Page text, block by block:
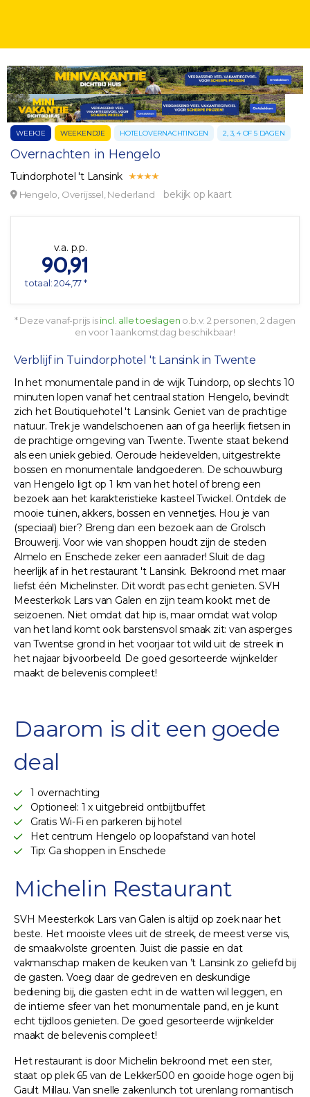
WEEKJE WEEKENDJE HOTELOVERNACHTINGEN 2, 3, 4 OF 5 DAGEN
Overnachten in Hengelo
Tuindorphotel 't Lansink
Hengelo, Overijssel, Nederland bekijk op kaart
v.a. p.p.
90,91
totaal: 204,77 *
* Deze vanaf-prijs isincl. alle toeslagen o.b.v. 2 personen, 2 dagen
en voor 1 aankomstdag beschikbaar!
Verblijf in Tuindorphotel 't Lansink in Twente
In het monumentale pand in de wijk Tuindorp, op slechts 10
minuten lopen vanaf het centraal station Hengelo, bevindt
zich het Boutiquehotel 't Lansink. Geniet van de prachtige
natuur. Trek je wandelschoenen aan of ga heerlijk fietsen in
de prachtige omgeving van Twente. Twente staat bekend
als een uniek gebied. Oeroude heidevelden, uitgestrekte
bossen en monumentale landgoederen. De schouwburg
van Hengelo ligt op 1 km van het hotel of breng een
bezoek aan het karakteristieke kasteel Twickel. Ontdek de
mooie tuinen, akkers, bossen en vennetjes. Hou je van
(speciaal) bier? Breng dan een bezoek aan de Grolsch
Brouwerij. Voor wie van shoppen houdt zijn de steden
Almelo en Enschede zeker een aanrader! Sluit de dag
heerlijk af in het restaurant 't Lansink. Bekroond met maar
liefst één Michelinster. Dit wordt pas echt genieten. SVH
Meesterkok Lars van Galen en zijn team kookt met de
seizoenen. Niet omdat dat hip is, maar omdat wat volop
van het land komt ook barstensvol smaak zit: van asperges
van Twentse grond in het voorjaar tot wild uit de streek in
het najaar bijvoorbeeld. De goed gesorteerde wijnkelder
maakt de belevenis compleet!
Daarom is dit een goede
deal
1 overnachting
Optioneel: 1 x uitgebreid ontbijtbuffet
Gratis Wi-Fi en parkeren bij hotel
Het centrum Hengelo op loopafstand van hotel
Tip: Ga shoppen in Enschede
Michelin Restaurant
SVH Meesterkok Lars van Galen is altijd op zoek naar het
beste. Het mooiste vlees uit de streek, de meest verse vis,
de smaakvolste groenten. Juist die passie en dat
vakmanschap maken de keuken van ’t Lansink zo geliefd bij
de gasten. Voeg daar de gedreven en deskundige
bediening bij, die gasten echt in de watten wil leggen, en
de intieme sfeer van het monumentale pand, en je kunt
echt tijdloos genieten. De goed gesorteerde wijnkelder
maakt de belevenis compleet!
Het restaurant is door Michelin bekroond met een ster,
staat op plek 65 van de Lekker500 en gooide hoge ogen bij
Gault Millau. Van snelle zakenlunch tot urenlang romantisch